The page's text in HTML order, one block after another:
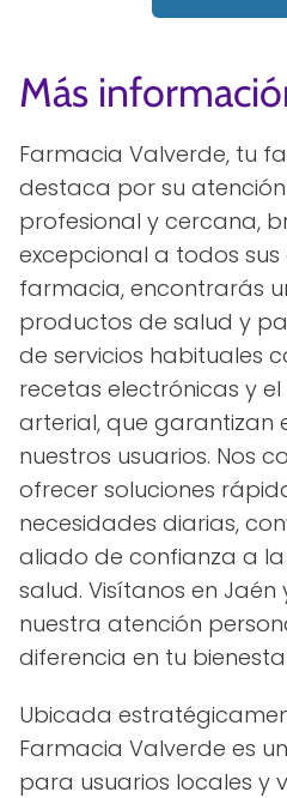
Más
Farmacia Valverde, tu
destaca por su
profesional y cercana,
excepcional a todos sus
farmacia, encontrarás
productos de salud y
de servicios habituales
recetas electrónicas y
arterial, que garantizan
nuestros usuarios. Nos
ofrecer soluciones
necesidades diarias,
aliado de confianza a
salud. Visítanos en
nuestra atención
diferencia en tu
Ubicada
Farmacia Valverde es
para usuarios locales y